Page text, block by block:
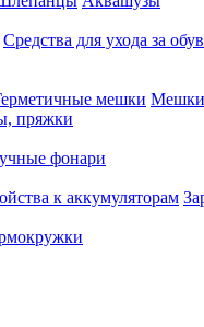
Средства для ухода за
мешки Мешки
пряжки
фонари
к аккумуляторам